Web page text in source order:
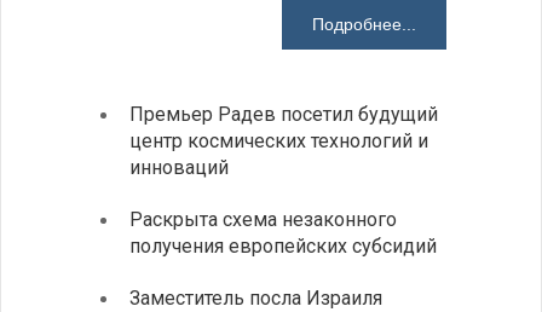
Подробнее...
Премьер Радев посетил будущий
центр космических технологий и
инноваций
Раскрыта схема незаконного
получения европейских субсидий
Заместитель посла Израиля